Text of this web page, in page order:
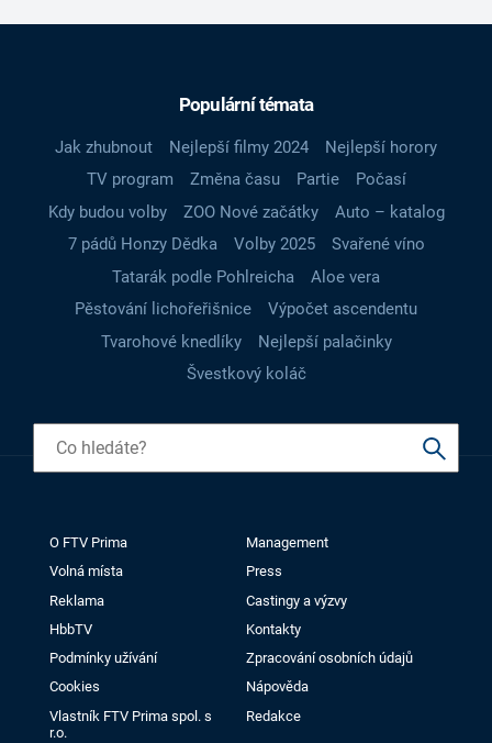
Populární témata
Jak zhubnout Nejlepší filmy 2024
Nejlepší horory
TV program
Změna času Partie
Počasí
Kdy budou volby
ZOO Nové začátky
Auto – katalog
7 pádů Honzy Dědka
Volby 2025
Svařené víno
Tatarák podle Pohlreicha
Aloe vera
Pěstování lichořeřišnice
Výpočet ascendentu
Tvarohové knedlíky
Nejlepší palačinky
Švestkový koláč
O FTV Prima
Management
Volná místa
Press
Reklama
Castingy a výzvy
HbbTV
Kontakty
Podmínky užívání
Zpracování osobních údajů
Cookies
Nápověda
Vlastník FTV Prima spol. s
r.o.
Redakce